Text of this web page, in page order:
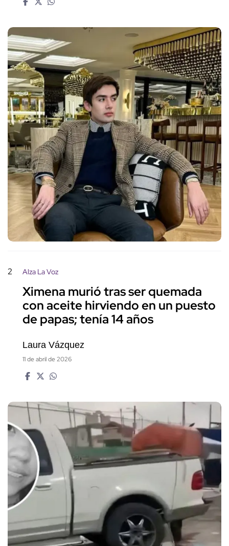
2 Alza La Voz
Ximena murió tras ser quemada
con aceite hirviendo en un puesto
de papas; tenía 14 años
Laura Vázquez
11 de abril de 2026